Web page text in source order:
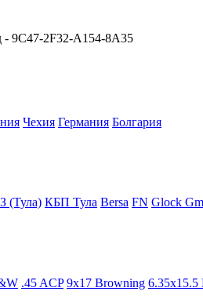
- 9C47-2F32-A154-8A35
Чехия Германия Болгария
(Тула) КБП Тула Bersa FN Glock
.45 ACP 9x17 Browning 6.35x15.5